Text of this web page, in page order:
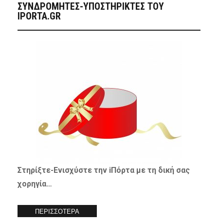
ΣΥΝΔΡΟΜΗΤΈΣ-ΥΠΟΣΤΗΡΙΚΤΈΣ ΤΟΥ
IPORTA.GR
Στηρίξτε- Ενισχύστετην iΠόρτα με τη δική σας
χορηγία…
ΠΕΡΙΣΣΟΤΕΡΑ